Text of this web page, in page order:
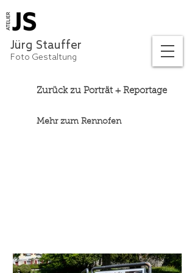
Jürg Stauffer
Foto Gestaltung
Zurück zu Porträt + Reportage
Mehr zum Rennofen